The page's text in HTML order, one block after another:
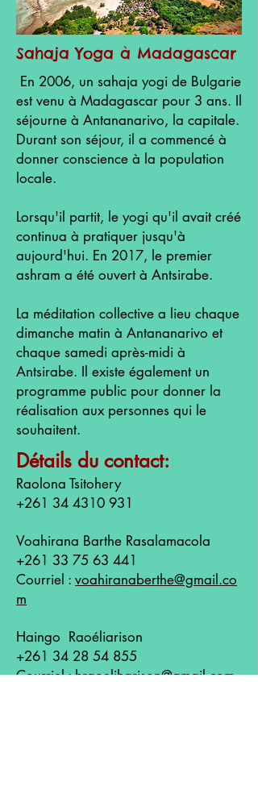
Sahaja Yoga à Madagascar
En 2006, un sahaja yogi de Bulgarie
est venu à Madagascar pour 3 ans. Il
séjourne à Antananarivo, la capitale.
Durant son séjour, il a commencé à
donner conscience à la population
locale.
Lorsqu'il partit, le yogi qu'il avait créé
continua à pratiquer jusqu'à
aujourd'hui. En 2017, le premier
ashram a été ouvert à Antsirabe.
La méditation collective a lieu chaque
dimanche matin à Antananarivo et
chaque samedi après-midi à
Antsirabe. Il existe également un
programme public pour donner la
réalisation aux personnes qui le
souhaitent.
Détails du contact:
Raolona Tsitohery
+261 34 4310 931
Voahirana Barthe Rasalamacola
+261 33 75 63 441
Courriel : voahiranaberthe@gmail.co
m
Haingo Raoéliarison
+261 34 28 54 855
Courriel :hraoeliharison@gmail.com